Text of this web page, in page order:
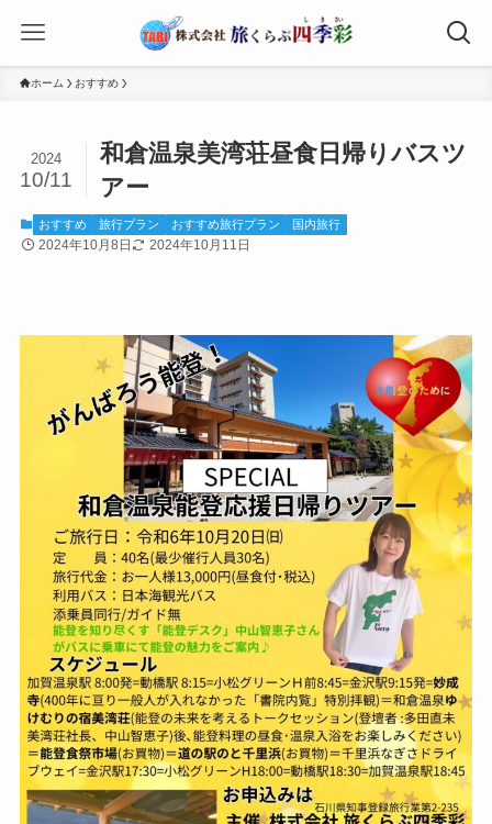
ホーム おすすめ
和倉温泉美湾荘昼食日帰りバスツ
アー
2024
10/11
おすすめ 旅行プラン おすすめ旅行プラン 国内旅行
2024年10月8日 2024年10月11日